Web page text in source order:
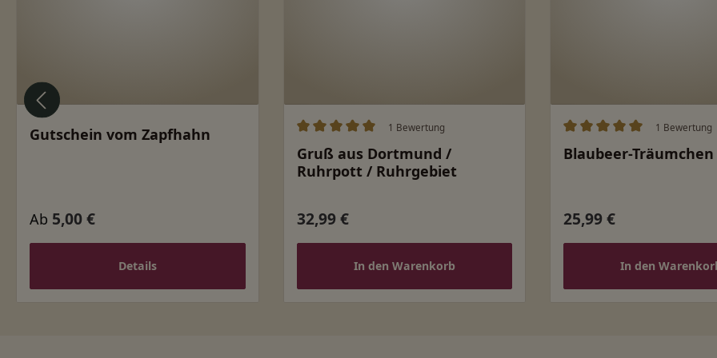
Gutschein vom Zapfhahn
Regulärer Preis:
Ab 5,00 €
Details
Durchschnittliche Bewertung von 5 von 5 Sternen
1 Bewertung
Gruß aus Dortmund /
Ruhrpott / Ruhrgebiet
Regulärer Preis:
32,99 €
In den Warenkorb
Durchschnittliche
1 Bewertung
Blaubeer-Träumchen
Regulärer Preis:
25,99 €
In den